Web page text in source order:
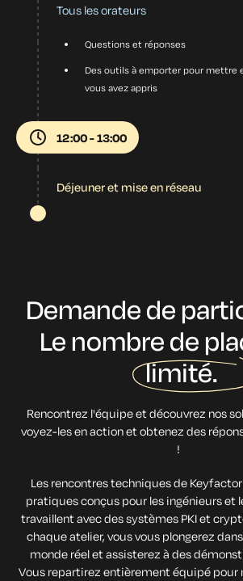
Tous les orateurs
Questions et réponses
Des outils à emporter pour mettre
vous avez appris
12:00 - 13:00
Déjeuner et mise en réseau
Demande de
Le nombre de
limité.
Rencontrez l'équipe et découvrez nos
voyez-les en action et obtenez des
!
Les rencontres techniques de
pratiques conçus pour les ingénieurs et
travaillent avec des systèmes PKI et
chaque atelier, vous vous plongerez
monde réel et assisterez à des
Vous repartirez entièrement équipé